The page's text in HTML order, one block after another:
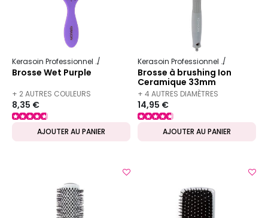
Kerasoin Professionnel Matériel Coiffure Brosse démêlante
Brosse Wet Purple
+ 2 AUTRES COULEURS
DISPONIBLES
8,35 €
AJOUTER AU PANIER
Kerasoin Professionnel
Brosse à brushing Ion
Ceramique 33mm
+ 4 AUTRES DIAMÈTRES
DISPONIBLES
14,95 €
AJOUTER AU PANIER